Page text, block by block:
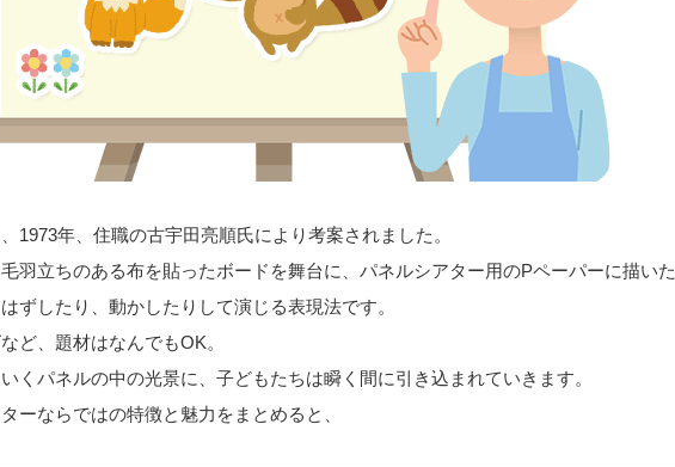
1973年、住職の古宇田亮順氏により考案されました。
羽立ちのある布を貼ったボードを舞台に、パネルシアター用のPペーパーに描いた
ずしたり、動かしたりして演じる表現法です。
ど、題材はなんでもOK。
くパネルの中の光景に、子どもたちは瞬く間に引き込まれていきます。
ーならではの特徴と魅力をまとめると、